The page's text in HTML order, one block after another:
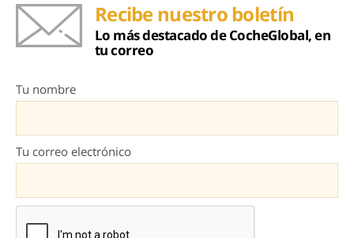
Recibe nuestro boletín
Lo más destacado de CocheGlobal, en
tu correo
Tu nombre
Tu correo electrónico